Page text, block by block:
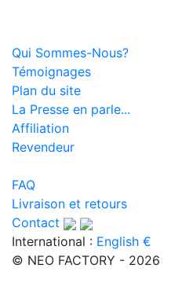
Qui Sommes-Nous?
Témoignages
Plan du site
La Presse en parle...
Affiliation
Revendeur
FAQ
Livraison et retours
Contact
International : English €
© NEO FACTORY - 2026